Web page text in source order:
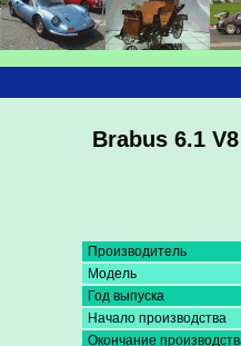
Brabus 6.1
Производитель
Модель
Год выпуска
Начало производства
Окончание